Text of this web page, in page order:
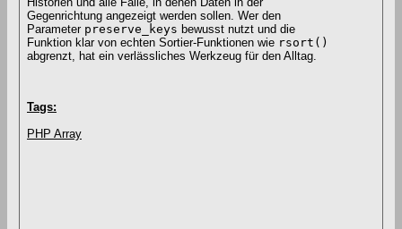
Gegenrichtung angezeigt werden sollen. Wer den
Parameter preserve_keys bewusst nutzt und die
Funktion klar von echten Sortier-Funktionen wie rsort()
abgrenzt, hat ein verlässliches Werkzeug für den Alltag.
Tags:
PHP Array